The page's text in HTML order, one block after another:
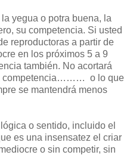
yegua o potra buena, la
su competencia. Si usted
reproductoras a partir de
en los próximos 5 a 9
también. No acortará
competencia……… o lo que
se mantendrá menos
o sentido, incluido el
es una insensatez el criar
o sin competir, sin